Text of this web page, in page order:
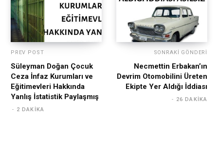
PREV POST
Süleyman Doğan Çocuk
Ceza İnfaz Kurumları ve
Eğitimevleri Hakkında
Yanlış İstatistik Paylaşmış
2 DAKIKA
SONRAKI GÖNDERI
Necmettin Erbakan’ın
Devrim Otomobilini Üreten
Ekipte Yer Aldığı İddiası
26 DAKIKA